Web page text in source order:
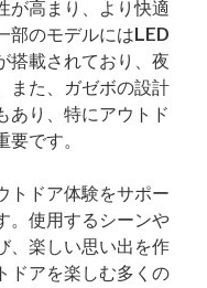
が高まり、より快適
部のモデルにはLED
搭載されており、夜
また、ガゼボの設計
あり、特にアウトド
です。
トドア体験をサポー
。使用するシーンや
、楽しい思い出を作
ドアを楽しむ多くの